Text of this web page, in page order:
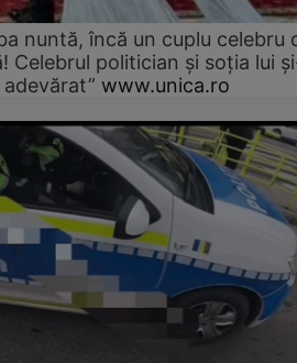
nuntă, încă un cuplu celebru
Celebrul politician și soția lui
www.unica.ro